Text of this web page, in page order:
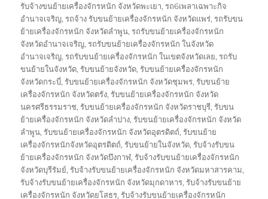
รับจ้างขนย้ายเครื่องจักรหนัก จังหวัดพะเยา,รถ6เพลาเฉพาะกิจ
อำนาจเจริญ,รถจ้าง รับขนย้ายเครื่องจักรหนัก จังหวัดแพร่,รถรับขน
ย้ายเครื่องจักรหนัก จังหวัดลำพูน,รถรับขนย้ายเครื่องจักรหนัก
จังหวัดอำนาจเจริญ,รถรับขนย้ายเครื่องจักรหนัก ในจังหวัด
อำนาจเจริญ,รถรับขนย้ายเครื่องจักรหนัก ในเขตจังหวัดเลย,รถรับ
ขนย้ายในจังหวัด,รับขนย้ายจังหวัด,รับขนย้ายเครื่องจักรหนัก
จังหวัดกระบี่,รับขนย้ายเครื่องจักรหนัก จังหวัดชุมพร,รับขนย้าย
เครื่องจักรหนัก จังหวัดตรัง,รับขนย้ายเครื่องจักรหนัก จังหวัด
นครศรีธรรมราช,รับขนย้ายเครื่องจักรหนัก จังหวัดราชบุรี,รับขน
ย้ายเครื่องจักรหนัก จังหวัดลำปาง,รับขนย้ายเครื่องจักรหนัก จังหวัด
ลำพูน,รับขนย้ายเครื่องจักรหนัก จังหวัดอุตรดิตถ์,รับขนย้าย
เครื่องจักรหนักจังหวัดอุตรดิตถ์,รับขนย้ายในจังหวัด,รับจ้างรับขน
ย้ายเครื่องจักรหนัก จังหวัดบึงกาฬ,รับจ้างรับขนย้ายเครื่องจักรหนัก
จังหวัดบุรีรัมย์,รับจ้างรับขนย้ายเครื่องจักรหนัก จังหวัดมหาสารคาม,
รับจ้างรับขนย้ายเครื่องจักรหนัก จังหวัดมุกดาหาร,รับจ้างรับขนย้าย
เครื่องจักรหนัก จังหวัดยโสธร,รับจ้างรับขนย้ายเครื่องจักรหนัก